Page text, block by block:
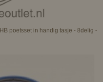
HB poetsset in handig tasje - 8delig -